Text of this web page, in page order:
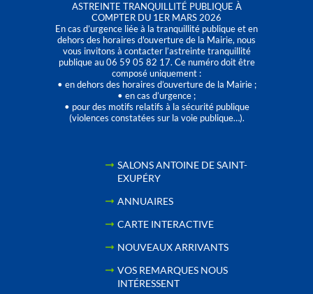
ASTREINTE TRANQUILLITÉ PUBLIQUE À
COMPTER DU 1ER MARS 2026
En cas d’urgence liée à la tranquillité publique et en
dehors des horaires d'ouverture de la Mairie, nous
vous invitons à contacter l’astreinte tranquillité
publique au 06 59 05 82 17. Ce numéro doit être
composé uniquement :
• en dehors des horaires d’ouverture de la Mairie ;
• en cas d’urgence ;
• pour des motifs relatifs à la sécurité publique
(violences constatées sur la voie publique…).
SALONS ANTOINE DE SAINT-
EXUPÉRY
ANNUAIRES
CARTE INTERACTIVE
NOUVEAUX ARRIVANTS
VOS REMARQUES NOUS
INTÉRESSENT